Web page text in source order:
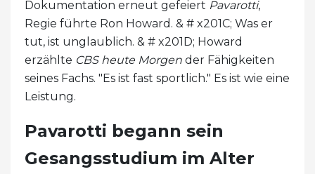
Dokumentation erneut gefeiert Pavarotti,
Regie führte Ron Howard. & # x201C; Was er
tut, ist unglaublich. & # x201D; Howard
erzählte CBS heute Morgen der Fähigkeiten
seines Fachs. "Es ist fast sportlich." Es ist wie eine
Leistung.
Pavarotti begann sein
Gesangsstudium im Alter